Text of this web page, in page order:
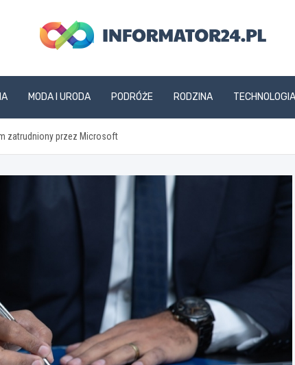
informator24.pl
MODA I URODA PODRÓŻE RODZINA TECHNOLOGIA
zatrudniony przez Microsoft